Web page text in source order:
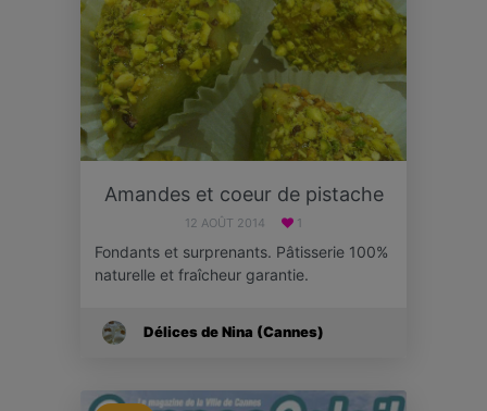
Amandes et coeur de pistache
12 AOÛT 2014 1
Fondants et surprenants. Pâtisserie 100%
naturelle et fraîcheur garantie.
Délices de Nina (Cannes)